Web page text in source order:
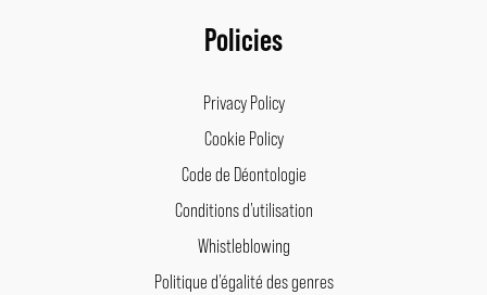
Policies
Privacy Policy
Cookie Policy
Code de Déontologie
Conditions d’utilisation
Whistleblowing
Politique d’égalité des genres